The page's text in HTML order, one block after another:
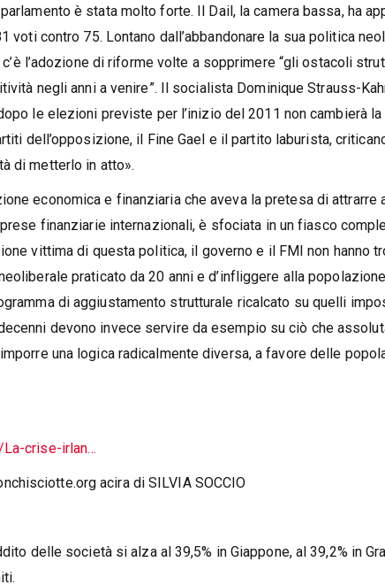
è stata molto forte. Il Dail, la camera bassa, ha
voti contro 75. Lontano dall’abbandonare la sua politica
l’adozione di riforme volte a sopprimere “gli ostacoli
negli anni a venire”. Il socialista Dominique Strauss-
le elezioni previste per l’inizio del 2011 non cambierà
dell’opposizione, il Fine Gael e il partito laburista,
di metterlo in atto».
economica e finanziaria che aveva la pretesa di attrarre
finanziarie internazionali, è sfociata in un fiasco
vittima di questa politica, il governo e il FMI non hanno
praticato da 20 anni e d’infliggere alla
di aggiustamento strutturale ricalcato su quelli
devono invece servire da esempio su ciò che
imporre una logica radicalmente diversa, a favore delle
La-crise-irlan…
acira di SILVIA SOCCIO
delle società si alza al 39,5% in Giappone, al 39,2% in